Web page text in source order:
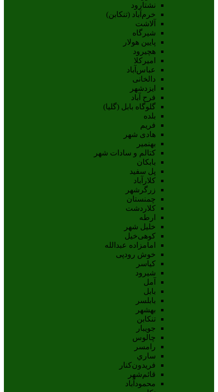
نشتارود
خرم‌آباد (تنکابن)
آلاشت
شیرگاه
پایین هولار
هچیرود
امیرکلا
عباس‌آباد
دالخانی
ایزدشهر
فرح آباد
گلوگاه بابل (گلیا)
بلده
فریم
هادی شهر
بهنمیر
کتالم و سادات شهر
بابکان
پل سفید
کلارآباد
زرگرشهر
چمنستان
کلاردشت
ارطه
خلیل شهر
کوهی‌خیل
امامزاده عبدالله
خوش رودپی
کیاسر
شیرود
آمل
بابل
بابلسر
بهشهر
تنکابن
جويبار
چالوس
رامسر
ساري
فريدون‌کنار
قائم‌شهر
محمودآباد